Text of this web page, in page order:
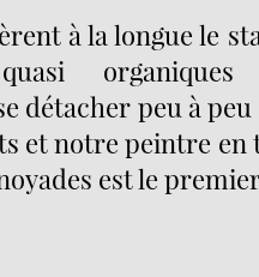
à la longue le
détacher peu à peu
et notre peintre en
est le